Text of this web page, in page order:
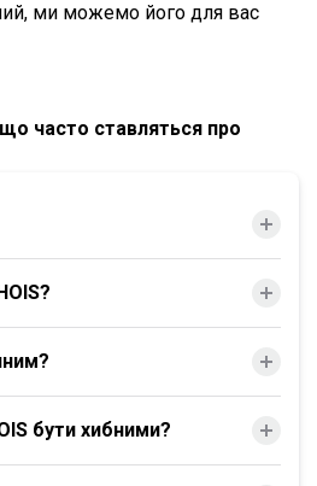
ми можемо його для вас
що часто ставляться про
бути хибними?